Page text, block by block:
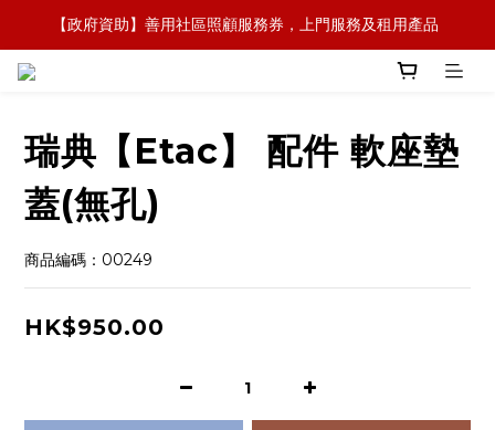
【全新概念】長者護理復康用品，可租可買，彈性選擇
【政府資助】善用社區照顧服務券，上門服務及租用產品
【全新概念】長者護理復康用品，可租可買，彈性選擇
瑞典【Etac】 配件 軟座墊
蓋(無孔)
商品編碼：00249
HK$950.00